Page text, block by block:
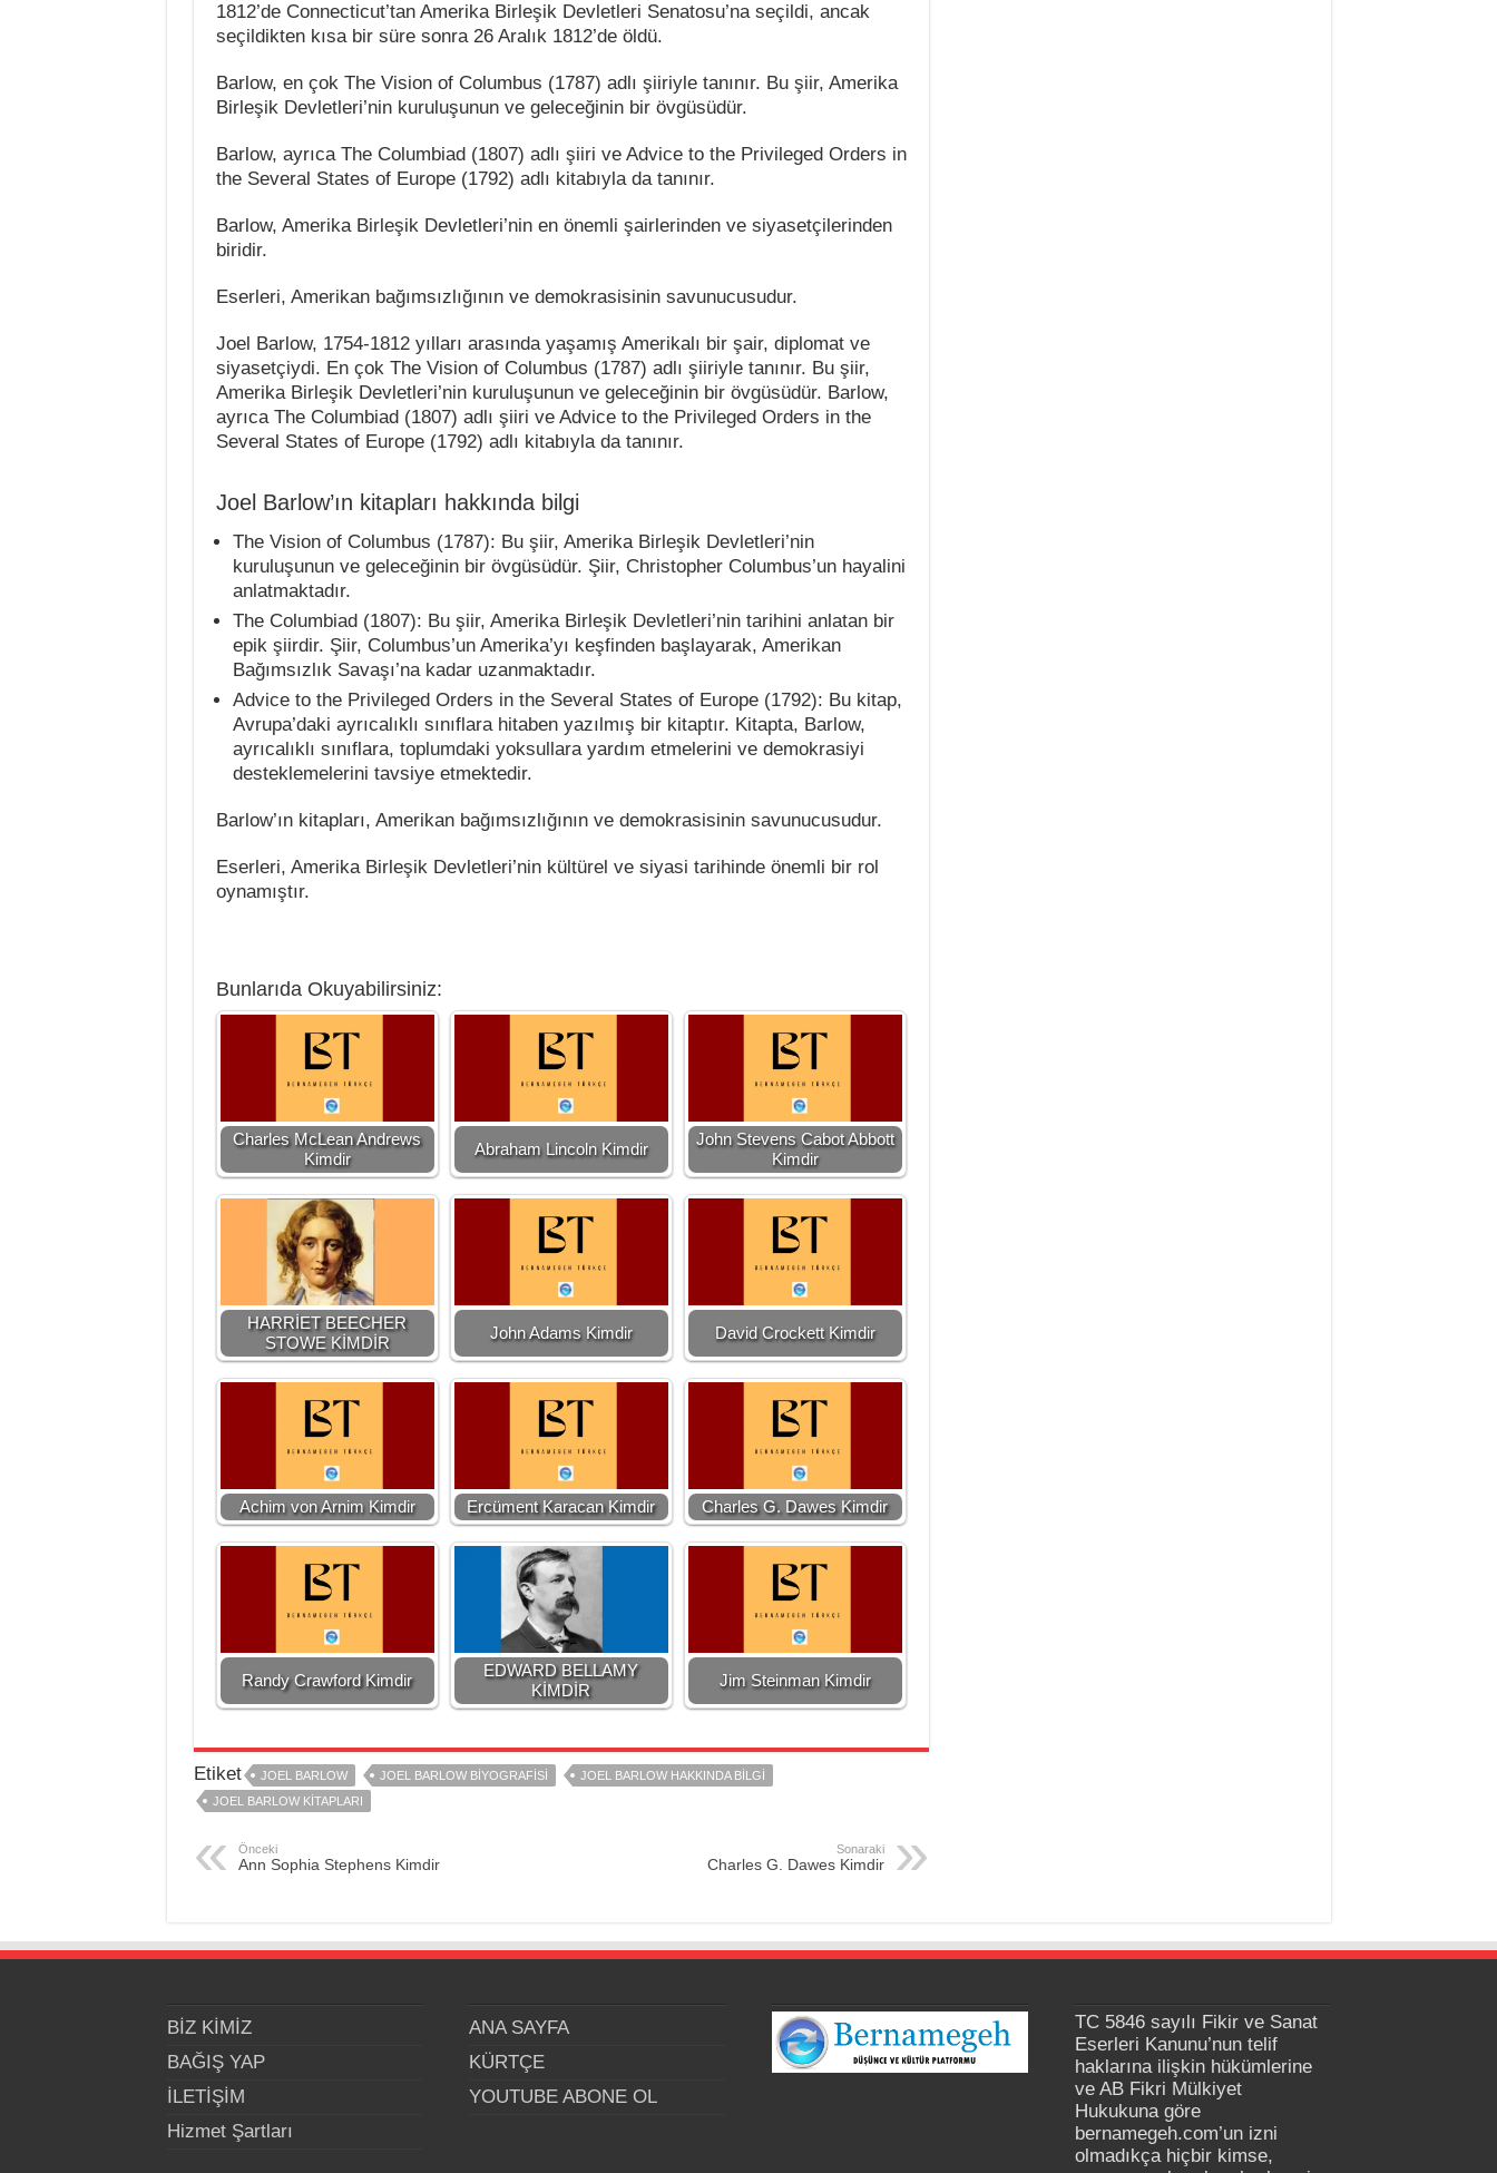
1812’de Connecticut’tan Amerika Birleşik Devletleri Senatosu’na seçildi, ancak
seçildikten kısa bir süre sonra 26 Aralık 1812’de öldü.
Barlow, en çok The Vision of Columbus (1787) adlı şiiriyle tanınır. Bu şiir, Amerika
Birleşik Devletleri’nin kuruluşunun ve geleceğinin bir övgüsüdür.
Barlow, ayrıca The Columbiad (1807) adlı şiiri ve Advice to the Privileged Orders in
the Several States of Europe (1792) adlı kitabıyla da tanınır.
Barlow, Amerika Birleşik Devletleri’nin en önemli şairlerinden ve siyasetçilerinden
biridir.
Eserleri, Amerikan bağımsızlığının ve demokrasisinin savunucusudur.
Joel Barlow, 1754-1812 yılları arasında yaşamış Amerikalı bir şair, diplomat ve
siyasetçiydi. En çok The Vision of Columbus (1787) adlı şiiriyle tanınır. Bu şiir,
Amerika Birleşik Devletleri’nin kuruluşunun ve geleceğinin bir övgüsüdür. Barlow,
ayrıca The Columbiad (1807) adlı şiiri ve Advice to the Privileged Orders in the
Several States of Europe (1792) adlı kitabıyla da tanınır.
Joel Barlow’ın kitapları hakkında bilgi
The Vision of Columbus (1787): Bu şiir, Amerika Birleşik Devletleri’nin
kuruluşunun ve geleceğinin bir övgüsüdür. Şiir, Christopher Columbus’un hayalini
anlatmaktadır.
The Columbiad (1807): Bu şiir, Amerika Birleşik Devletleri’nin tarihini anlatan bir
epik şiirdir. Şiir, Columbus’un Amerika’yı keşfinden başlayarak, Amerikan
Bağımsızlık Savaşı’na kadar uzanmaktadır.
Advice to the Privileged Orders in the Several States of Europe (1792): Bu kitap,
Avrupa’daki ayrıcalıklı sınıflara hitaben yazılmış bir kitaptır. Kitapta, Barlow,
ayrıcalıklı sınıflara, toplumdaki yoksullara yardım etmelerini ve demokrasiyi
desteklemelerini tavsiye etmektedir.
Barlow’ın kitapları, Amerikan bağımsızlığının ve demokrasisinin savunucusudur.
Eserleri, Amerika Birleşik Devletleri’nin kültürel ve siyasi tarihinde önemli bir rol
oynamıştır.
Bunlarıda Okuyabilirsiniz:
Charles McLean Andrews
Kimdir
Abraham Lincoln Kimdir
John Stevens Cabot Abbott
Kimdir
HARRİET BEECHER
STOWE KİMDİR
John Adams Kimdir David Crockett Kimdir
Achim von Arnim Kimdir Ercüment Karacan Kimdir Charles G. Dawes Kimdir
Randy Crawford Kimdir
EDWARD BELLAMY
KİMDİR
Jim Steinman Kimdir
Etiket JOEL BARLOW JOEL BARLOW BIYOGRAFISI
JOEL BARLOW HAKKINDA BILGI
JOEL BARLOW KITAPLARI
Önceki
Ann Sophia Stephens Kimdir
Sonaraki
Charles G. Dawes Kimdir
BİZ KİMİZ
BAĞIŞ YAP
İLETİŞİM
Hizmet Şartları
ANA SAYFA
KÜRTÇE
YOUTUBE ABONE OL
TC 5846 sayılı Fikir ve Sanat
Eserleri Kanunu’nun telif
haklarına ilişkin hükümlerine
ve AB Fikri Mülkiyet
Hukukuna göre
bernamegeh.com’un izni
olmadıkça hiçbir kimse,